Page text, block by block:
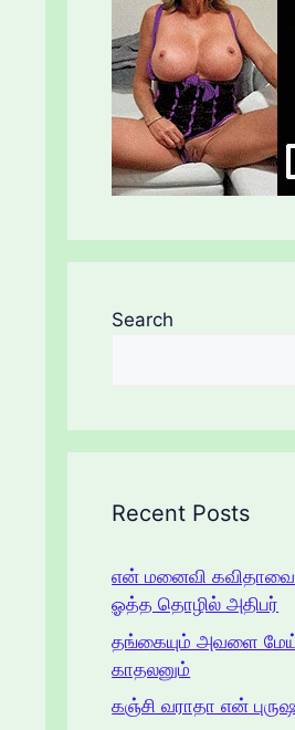
Search
Recent Posts
என் மனைவி கவிதாவை
ஓத்த தொழில் அதிபர்
தங்கையும் அவளை
காதலனும்
கஞ்சி வராதா என்